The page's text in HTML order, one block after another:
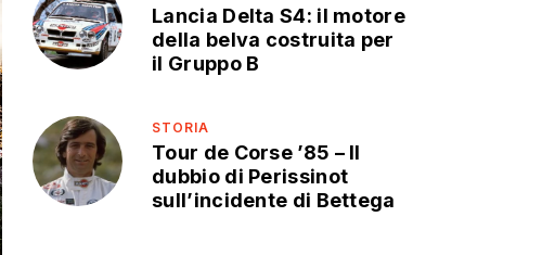
Lancia Delta S4: il motore
della belva costruita per
il Gruppo B
STORIA
Tour de Corse ’85 – Il
dubbio di Perissinot
sull’incidente di Bettega